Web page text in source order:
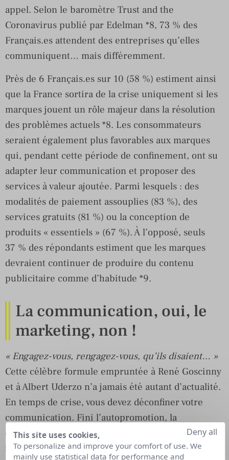
appel. Selon le baromètre Trust and the
Coronavirus publié par Edelman *8, 73 % des
Français.es attendent des entreprises qu’elles
communiquent… mais différemment.
Près de 6 Français.es sur 10 (58 %) estiment ainsi
que la France sortira de la crise uniquement si les
marques jouent un rôle majeur dans la résolution
des problèmes actuels *8. Les consommateurs
seraient également plus favorables aux marques
qui, pendant cette période de confinement, ont su
adapter leur communication et proposer des
services à valeur ajoutée. Parmi lesquels : des
modalités de paiement assouplies (83 %), des
services gratuits (81 %) ou la conception de
produits « essentiels » (67 %). À l’opposé, seuls
37 % des répondants estiment que les marques
devraient continuer de produire du contenu
publicitaire comme d’habitude *9.
La communication, oui, le
marketing, non !
« Engagez-vous, rengagez-vous, qu’ils disaient… »
Cette célèbre formule empruntée à René Goscinny
et à Albert Uderzo n’a jamais été autant d’actualité.
En temps de crise, vous devez déconfiner votre
communication. Fini l’autopromotion, la
communication autocentrée ou les publicités à des
fins marketing…
This site uses cookies,
To personalize and improve your comfort of use. We
mainly use statistical data for performance and
Deny all